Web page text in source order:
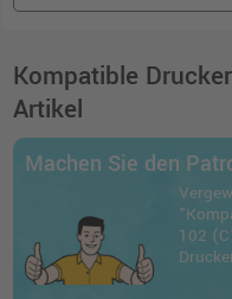
Kompatible
Artikel
Machen Sie den
102